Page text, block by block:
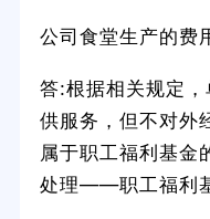
公司食堂生产的费
答:根据相关规定
供服务，但不对外
属于职工福利基金
处理——职工福利